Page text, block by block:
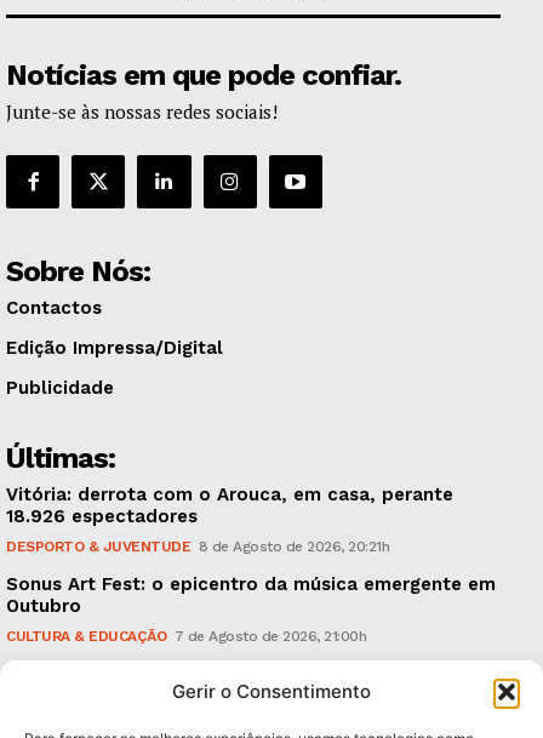
Gerir o Consentimento
Notícias em que pode confiar.
Junte-se às nossas redes sociais!
Sobre Nós:
Contactos
Edição Impressa/Digital
Publicidade
Últimas:
Vitória: derrota com o Arouca, em casa, perante
18.926 espectadores
DESPORTO & JUVENTUDE 8 de Agosto de 2026, 20:21h
Sonus Art Fest: o epicentro da música emergente em
Outubro
CULTURA & EDUCAÇÃO 7 de Agosto de 2026, 21:00h